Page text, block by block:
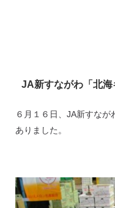
JA新すながわ「北海
６月１６日、JA新すな
ありました。